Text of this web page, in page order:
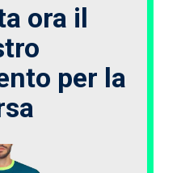
ora il
per la